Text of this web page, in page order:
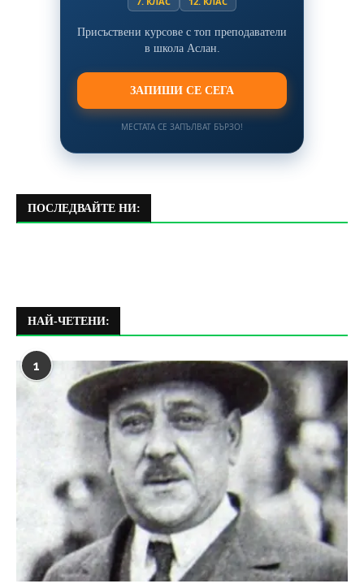
Присъствени курсове с топ преподаватели
в школа Аслан.
ЗАПИШИ СЕ СЕГА
МЕСТАТА СЕ ЗАПЪЛВАТ БЪРЗО!
ПОСЛЕДВАЙТЕ НИ:
НАЙ-ЧЕТЕНИ:
1